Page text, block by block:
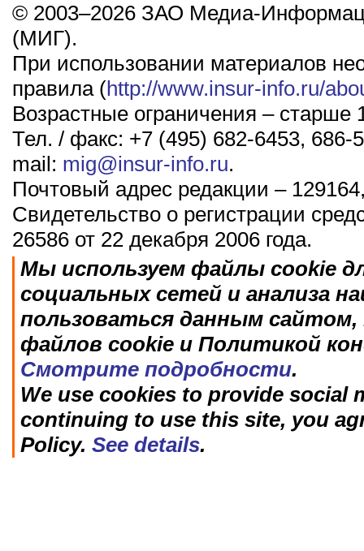
© 2003–2026 ЗАО Медиа-
(МИГ).
При использовании материалов
правила (http://www.insur-info.ru/
Возрастные ограничения – старше
Тел. / факс: +7 (495) 682-6453, 686-
mail: mig@insur-info.ru.
Почтовый адрес редакции –
Свидетельство о регистрации
26586 от 22 декабря 2006 года.
Мы используем файлы cookie
социальных сетей и анализа
пользоваться данным
файлов cookie и Политикой
Смотрите подробности.
We use cookies to provide social
continuing to use this site, you
Policy. See details.